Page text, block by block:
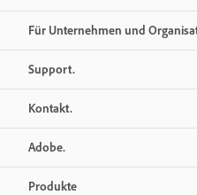
Für Unternehmen und
Support.
Kontakt.
Adobe.
Produkte